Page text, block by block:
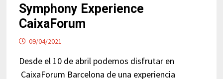
Symphony Experience
CaixaForum
09/04/2021
Desde el 10 de abril podemos disfrutar en
CaixaForum Barcelona de una experiencia